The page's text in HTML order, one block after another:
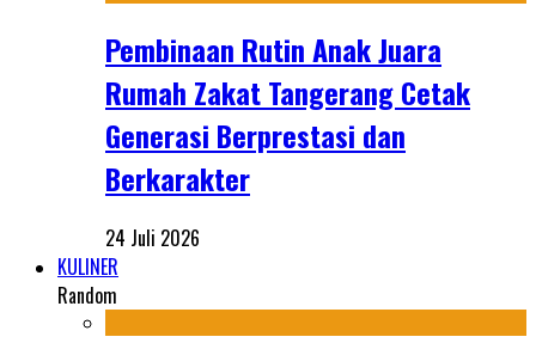
Pembinaan Rutin Anak Juara
Rumah Zakat Tangerang Cetak
Generasi Berprestasi dan
Berkarakter
24 Juli 2026
KULINER
Random